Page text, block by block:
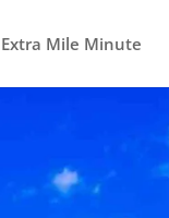
Extra Mile Minute